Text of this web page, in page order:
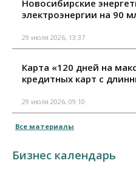
Новосибирские
электроэнергии на 90
29 июля 2026, 13:37
Карта «120 дней на
кредитных карт с
29 июля 2026, 09:10
Все материалы
Бизнес календарь